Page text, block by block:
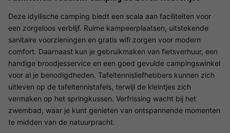
Deze idyllische camping biedt een scala aan faciliteiten voor
een zorgeloos verblijf. Ruime kampeerplaatsen, uitstekende
sanitaire voorzieningen en gratis wifi zorgen voor modern
comfort. Daarnaast kun je gebruikmaken van fietsverhuur, een
handige broodjesservice en een goed gevulde campingswinkel
voor al je benodigdheden. Tafeltennisliefhebbers kunnen zich
uitleven op de tafeltennistafels, terwijl de kleintjes zich
vermaken op het springkussen. Verfrissing wacht bij het
zwembad, waar je kunt genieten van ontspannende momenten
te midden van de natuurpracht.